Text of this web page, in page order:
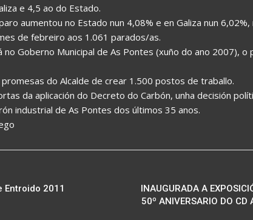
e 4,5 ao do Estado.
aumentou no Estado nun 4,08% e en Galiza nun
de febreiro aos 1.061 parados/as.
no Goberno Municipal de As Pontes (xuño do ano 2007),
do Alcalde de crear 1.500 postos de traballo.
da aplicación do Decreto do Carbón, unha decisión
industrial de As Pontes dos últimos 35 anos.
Entroido 2011
INAUGURADA A
50º ANIVERSARIO DO